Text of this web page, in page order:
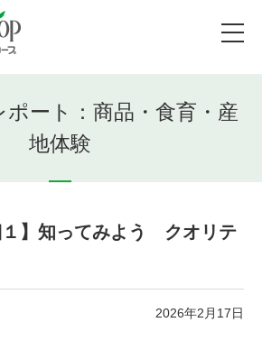
ポート：商品・食育・産
地体験
１】知ってみよう クオリテ
2026年2月17日